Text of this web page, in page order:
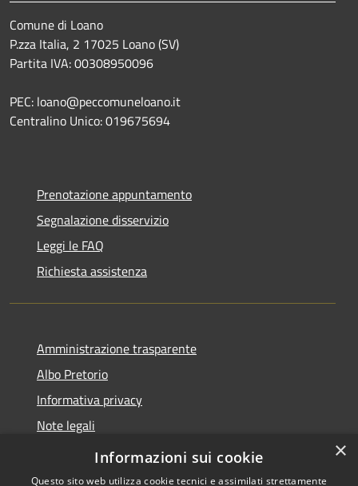
Comune di Loano
P.zza Italia, 2 17025 Loano (SV)
Partita IVA: 00308950096
PEC: loano@peccomuneloano.it
Centralino Unico: 019675694
Prenotazione appuntamento
Segnalazione disservizio
Leggi le FAQ
Richiesta assistenza
Amministrazione trasparente
Albo Pretorio
Informativa privacy
Note legali
Dichiarazione di accessibilità
×
Informazioni sui cookie
Questo sito web utilizza cookie tecnici e assimilati strettamente